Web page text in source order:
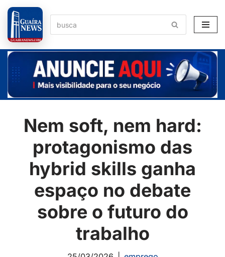
Pular
para
o
conteúdo
Nem soft, nem hard:
protagonismo das
hybrid skills ganha
espaço no debate
sobre o futuro do
trabalho